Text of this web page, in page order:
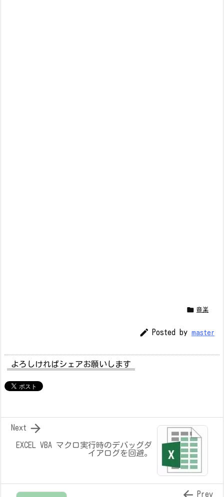
 音楽
 Posted by master
よろしければシェアお願いします
EXCEL VBA マクロ実行時のデバッグダ
イアログを回避。

Next
Prev